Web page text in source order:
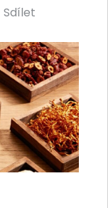
Sdílet